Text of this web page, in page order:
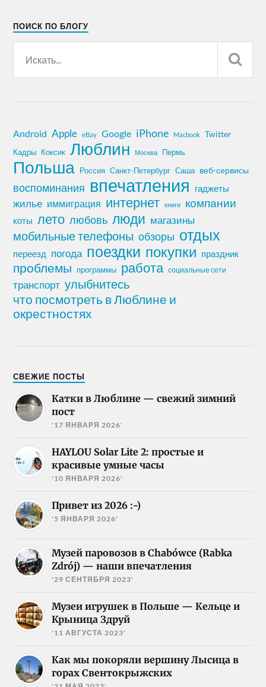
ПОИСК ПО БЛОГУ
Android Apple eBay Google iPhone Macbook Twitter
Кадры Коксик Люблин Москва Пермь
Польша Россия Санкт-Петербург Саша веб-сервисы
воспоминания впечатления гаджеты
жилье иммиграция интернет книги компании
коты лето любовь люди магазины
мобильные телефоны обзоры отдых
переезд погода поездки покупки праздник
проблемы программы работа социальные сети
транспорт улыбнитесь
что посмотреть в Люблине и
окрестностях
СВЕЖИЕ ПОСТЫ
Катки в Люблине — свежий зимний
пост
'17 ЯНВАРЯ 2026'
HAYLOU Solar Lite 2: простые и
красивые умные часы
'10 ЯНВАРЯ 2026'
Привет из 2026 :-)
'5 ЯНВАРЯ 2026'
Музей паровозов в Chabówce (Rabka
Zdrój) — наши впечатления
'29 СЕНТЯБРЯ 2023'
Музеи игрушек в Польше — Кельце и
Крыница Здруй
'11 АВГУСТА 2023'
Как мы покоряли вершину Лысица в
горах Свентокрыжских